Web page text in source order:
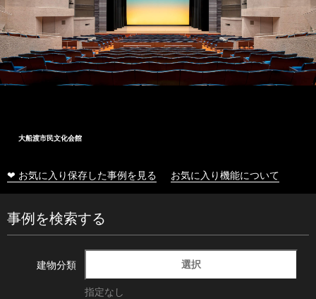
大船渡市民文化会館
❤ お気に入り保存した事例を見る お気に入り機能について
事例を検索する
建物分類 選択
指定なし